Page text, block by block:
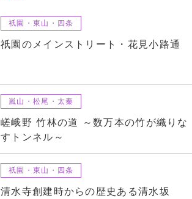
祇園・東山・四条
祇園のメインストリート・花見小路通
嵐山・松尾・太秦
嵯峨野 竹林の道 ～数万本の竹が織りな
すトンネル～
祇園・東山・四条
清水寺創建時からの歴史ある清水坂